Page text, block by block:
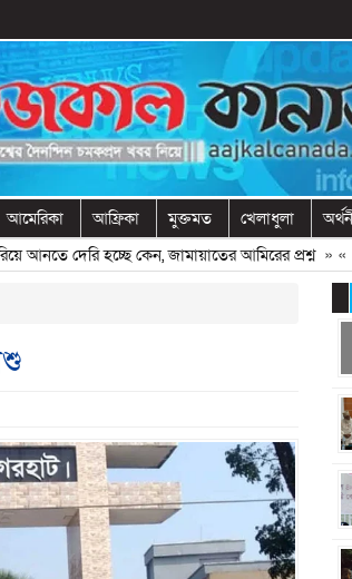
আমেরিকা আফ্রিকা মুক্তমত খেলাধুলা
দেরি হচ্ছে কেন, জামায়াতের আমিরের প্রশ্ন» «